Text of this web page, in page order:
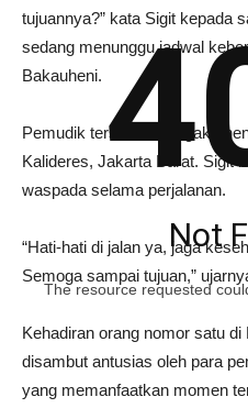
tujuannya?” kata Sigit kepada
sedang menunggu jadwal
Bakauheni.
Pemudik tersebut mengaku
Kalideres, Jakarta Barat. Sigit
waspada selama perjalanan.
“Hati-hati di jalan ya, jaga
Semoga sampai tujuan,”
Kehadiran orang nomor satu
disambut antusias oleh para
yang memanfaatkan momen
Not
The resource requested